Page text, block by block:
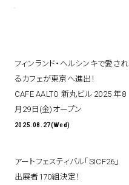
フィンランド・ヘルシンキで愛され
るカフェが東京へ進出！
CAFE AALTO 新丸ビル 2025 年8
⽉29⽇(⾦)オープン
2025.08.27(Wed)
アートフェスティバル「SICF26」
出展者170組決定！